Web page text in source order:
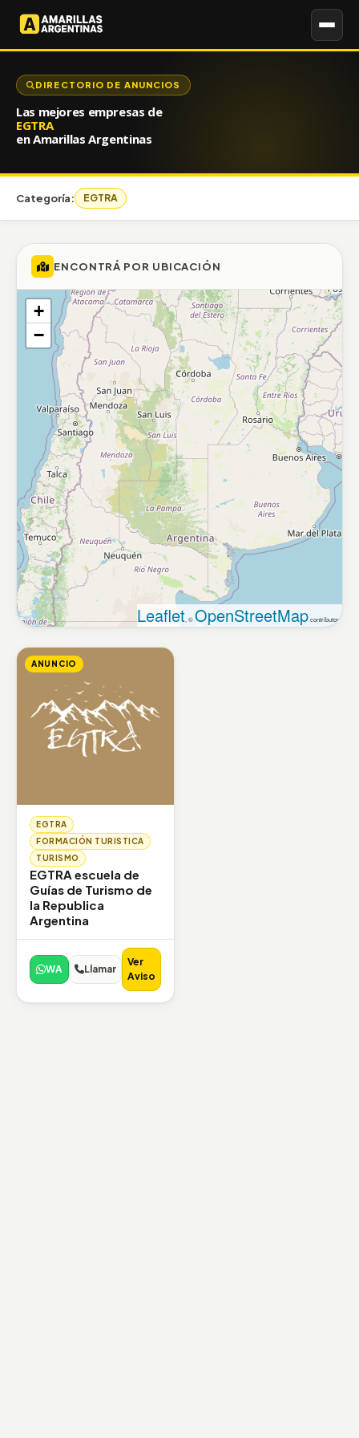
DIRECTORIO DE ANUNCIOS
Las mejores empresas de
EGTRA
en Amarillas Argentinas
Categoría: EGTRA
ENCONTRÁ POR UBICACIÓN
+
−
Leaflet , ©OpenStreetMapcontributors
ANUNCIO
EGTRA
FORMACIÓN TURISTICA
TURISMO
EGTRA escuela de
Guías de Turismo de
la Republica
Argentina
WA Llamar
Ver
Aviso